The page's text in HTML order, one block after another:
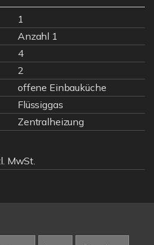
1
Anzahl 1
4
2
offene Einbauküche
Flüssiggas
Zentralheizung
MwSt.